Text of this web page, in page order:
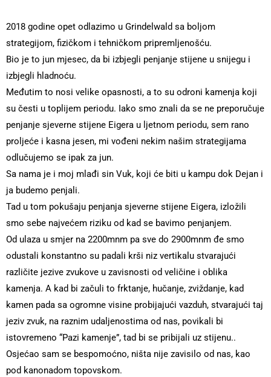
2018 godine opet odlazimo u Grindelwald sa boljom
strategijom, fizičkom i tehničkom pripremljenošću.
Bio je to jun mjesec, da bi izbjegli penjanje stijene u snijegu i
izbjegli hladnoću.
Međutim to nosi velike opasnosti, a to su odroni kamenja koji
su česti u toplijem periodu. Iako smo znali da se ne preporučuje
penjanje sjeverne stijene Eigera u ljetnom periodu, sem rano
proljeće i kasna jesen, mi vođeni nekim našim strategijama
odlučujemo se ipak za jun.
Sa nama je i moj mlađi sin Vuk, koji će biti u kampu dok Dejan i
ja budemo penjali.
Tad u tom pokušaju penjanja sjeverne stijene Eigera, izložili
smo sebe najvećem riziku od kad se bavimo penjanjem.
Od ulaza u smjer na 2200mnm pa sve do 2900mnm đe smo
odustali konstantno su padali krši niz vertikalu stvarajući
različite jezive zvukove u zavisnosti od veličine i oblika
kamenja. A kad bi začuli to frktanje, hučanje, zviždanje, kad
kamen pada sa ogromne visine probijajući vazduh, stvarajući taj
jeziv zvuk, na raznim udaljenostima od nas, povikali bi
istovremeno “Pazi kamenje”, tad bi se pribijali uz stijenu..
Osjećao sam se bespomoćno, ništa nije zavisilo od nas, kao
pod kanonadom topovskom.